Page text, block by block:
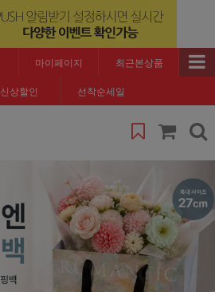
마이페이지 최근본상품
신상할인 선착순세일